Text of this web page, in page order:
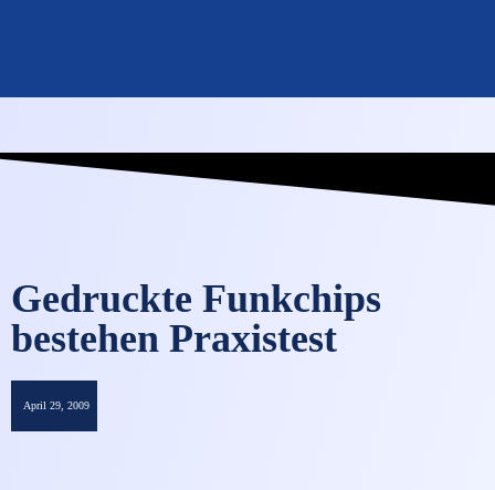
Gedruckte Funkchips
bestehen Praxistest
April 29, 2009